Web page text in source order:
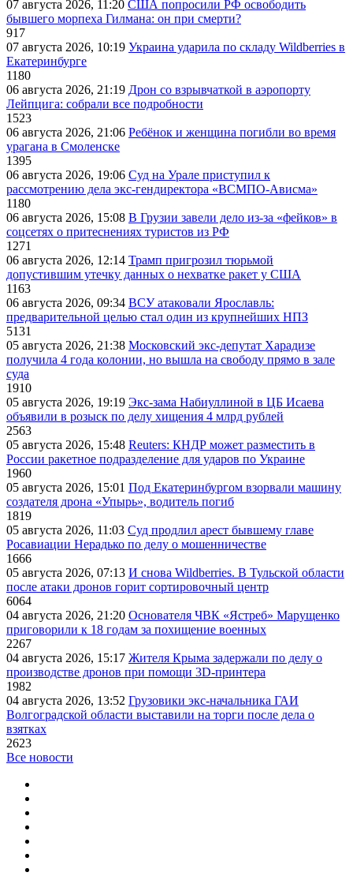
07 августа 2026, 11:20 США попросили РФ освободить
бывшего морпеха Гилмана: он при смерти?
917
07 августа 2026, 10:19 Украина ударила по складу Wildberries в
Екатеринбурге
1180
06 августа 2026, 21:19 Дрон со взрывчаткой в аэропорту
Лейпцига: собрали все подробности
1523
06 августа 2026, 21:06 Ребёнок и женщина погибли во время
урагана в Смоленске
1395
06 августа 2026, 19:06 Суд на Урале приступил к
рассмотрению дела экс-гендиректора «ВСМПО-Ависма»
1180
06 августа 2026, 15:08 В Грузии завели дело из-за «фейков» в
соцсетях о притеснениях туристов из РФ
1271
06 августа 2026, 12:14 Трамп пригрозил тюрьмой
допустившим утечку данных о нехватке ракет у США
1163
06 августа 2026, 09:34 ВСУ атаковали Ярославль:
предварительной целью стал один из крупнейших НПЗ
5131
05 августа 2026, 21:38 Московский экс-депутат Харадизе
получила 4 года колонии, но вышла на свободу прямо в зале
суда
1910
05 августа 2026, 19:19 Экс-зама Набиуллиной в ЦБ Исаева
объявили в розыск по делу хищения 4 млрд рублей
2563
05 августа 2026, 15:48 Reuters: КНДР может разместить в
России ракетное подразделение для ударов по Украине
1960
05 августа 2026, 15:01 Под Екатеринбургом взорвали машину
создателя дрона «Упырь», водитель погиб
1819
05 августа 2026, 11:03 Суд продлил арест бывшему главе
Росавиации Нерадько по делу о мошенничестве
1666
05 августа 2026, 07:13 И снова Wildberries. В Тульской области
после атаки дронов горит сортировочный центр
6064
04 августа 2026, 21:20 Основателя ЧВК «Ястреб» Марущенко
приговорили к 18 годам за похищение военных
2267
04 августа 2026, 15:17 Жителя Крыма задержали по делу о
производстве дронов при помощи 3D‑принтера
1982
04 августа 2026, 13:52 Грузовики экс-начальника ГАИ
Волгоградской области выставили на торги после дела о
взятках
2623
Все новости